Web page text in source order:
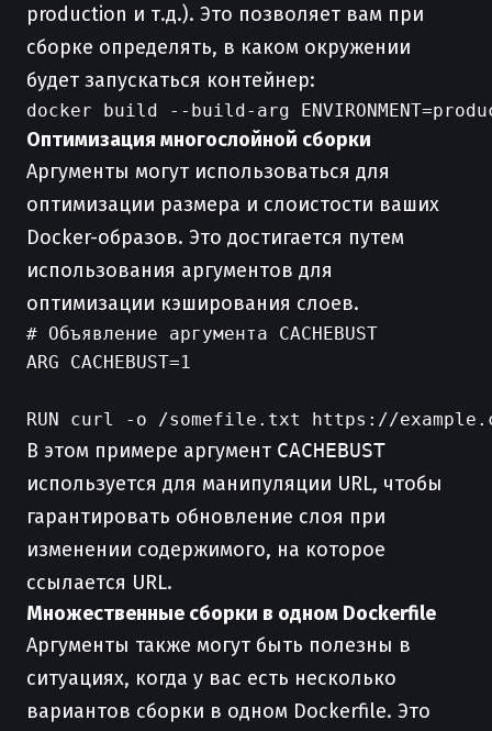
production и т.д.). Это позволяет вам при
сборке определять, в каком окружении
будет запускаться контейнер:
Оптимизация многослойной сборки
Аргументы могут использоваться для
оптимизации размера и слоистости ваших
Docker-образов. Это достигается путем
использования аргументов для
оптимизации кэширования слоев.
# Объявление аргумента CACHEBUST
ARG CACHEBUST=1
В этом примере аргумент CACHEBUST
используется для манипуляции URL, чтобы
гарантировать обновление слоя при
изменении содержимого, на которое
ссылается URL.
Множественные сборки в одном Dockerfile
Аргументы также могут быть полезны в
ситуациях, когда у вас есть несколько
вариантов сборки в одном Dockerfile. Это